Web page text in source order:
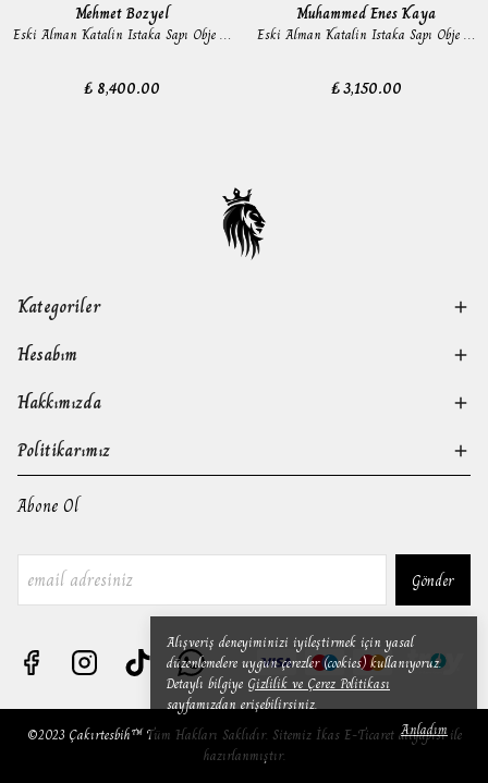
Alışveriş deneyiminizi iyileştirmek için yasal
düzenlemelere uygun çerezler (cookies) kullanıyoruz.
Detaylı bilgiye Gizlilik ve Çerez Politikası
sayfamızdan erişebilirsiniz.
Anladım
Mehmet Bozyel
Eski Alman Katalin Istaka Sapı Obje Tesbih
₺ 8,400.00
Muhammed Enes Kaya
Eski Alman Katalin Istaka Sapı Obje Tesbih
₺ 3,150.00
Kategoriler
Hesabım
Hakkımızda
Politikarımız
Abone Ol
Gönder
©2023 Çakırtesbih™ Tüm Hakları Saklıdır. Sitemiz İkas E-Ticaret altyapısı ile
hazırlanmıştır.